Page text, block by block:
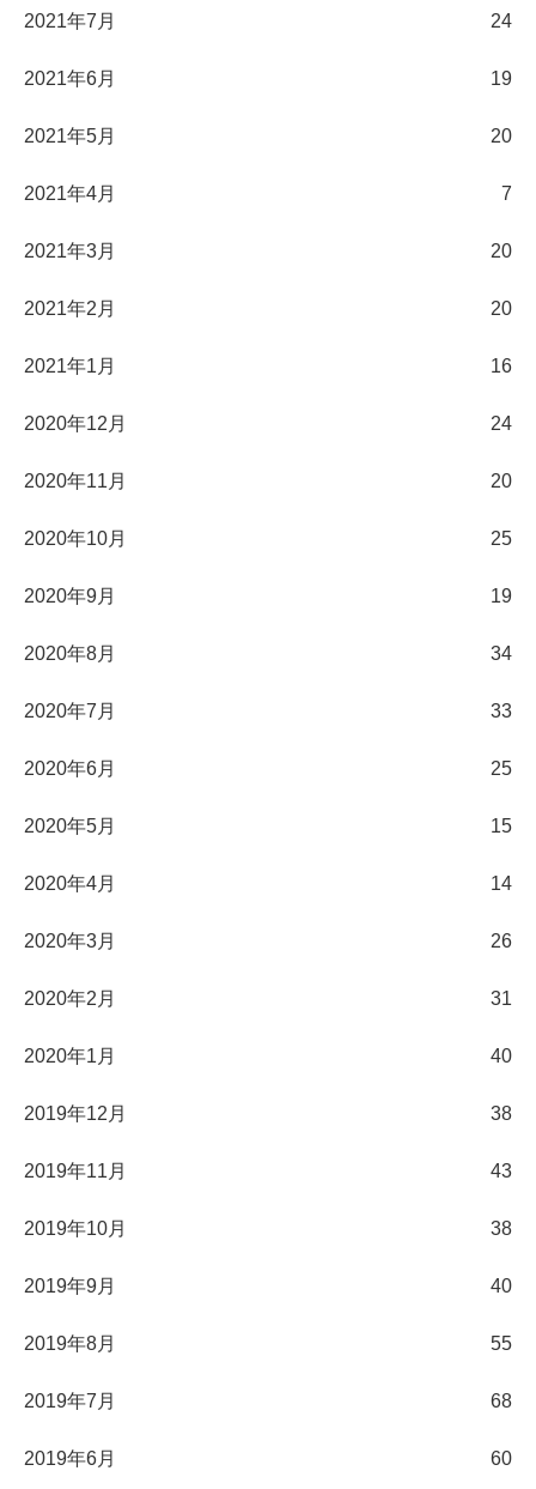
2021年7月 24
2021年6月 19
2021年5月 20
2021年4月 7
2021年3月 20
2021年2月 20
2021年1月 16
2020年12月 24
2020年11月 20
2020年10月 25
2020年9月 19
2020年8月 34
2020年7月 33
2020年6月 25
2020年5月 15
2020年4月 14
2020年3月 26
2020年2月 31
2020年1月 40
2019年12月 38
2019年11月 43
2019年10月 38
2019年9月 40
2019年8月 55
2019年7月 68
2019年6月 60